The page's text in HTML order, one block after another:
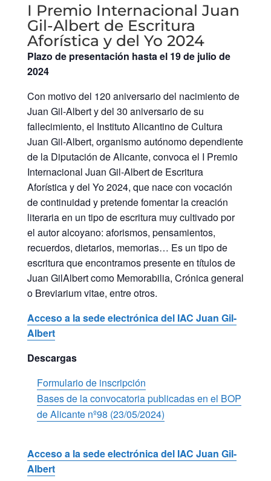
I Premio Internacional Juan
Gil-Albert de Escritura
Aforística y del Yo 2024
Plazo de presentación hasta el 19 de julio de
2024
Con motivo del 120 aniversario del nacimiento de
Juan Gil-Albert y del 30 aniversario de su
fallecimiento, el Instituto Alicantino de Cultura
Juan Gil-Albert, organismo autónomo dependiente
de la Diputación de Alicante, convoca el I Premio
Internacional Juan Gil-Albert de Escritura
Aforística y del Yo 2024, que nace con vocación
de continuidad y pretende fomentar la creación
literaria en un tipo de escritura muy cultivado por
el autor alcoyano: aforismos, pensamientos,
recuerdos, dietarios, memorias… Es un tipo de
escritura que encontramos presente en títulos de
Juan GilAlbert como Memorabilia, Crónica general
o Breviarium vitae, entre otros.
Acceso a la sede electrónica del IAC Juan Gil-
Albert
Descargas
Formulario de inscripción
Bases de la convocatoria publicadas en el BOP
de Alicante nº98 (23/05/2024)
Acceso a la sede electrónica del IAC Juan Gil-
Albert